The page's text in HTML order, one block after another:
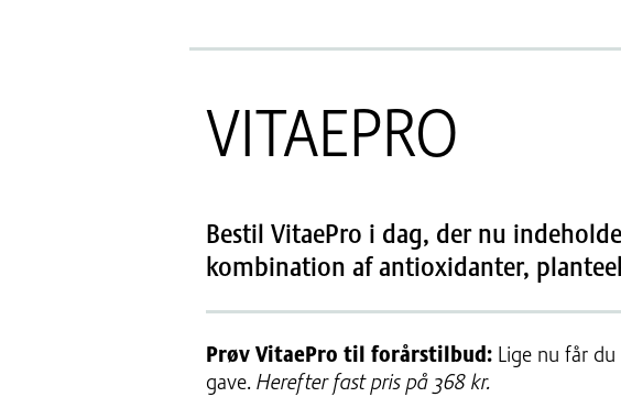
VITAEPRO
Bestil VitaePro i dag, der nu
kombination af antioxidanter,
Prøv VitaePro til forårstilbud: Lige nu får
gave. Herefter fast pris på 368 kr.